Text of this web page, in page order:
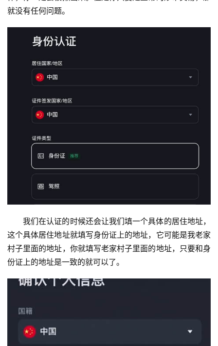
就没有任何问题。
我们在认证的时候还会让我们填一个具体的居住地址，
这个具体居住地址就填写身份证上的地址，它可能是我老家
村子里面的地址，你就填写老家村子里面的地址，只要和身
份证上的地址是一致的就可以了。